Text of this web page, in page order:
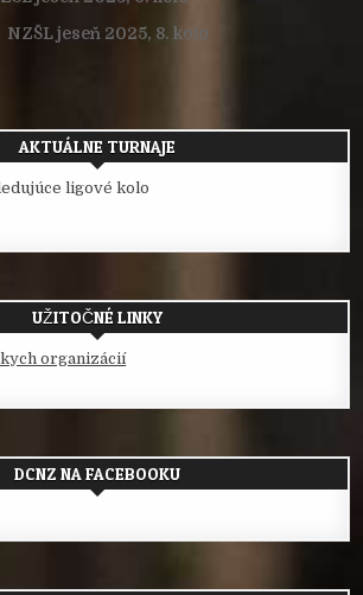
NZŠL jeseň 2025, 8. kolo
AKTUÁLNE TURNAJE
ligové kolo
UŽITOČNÉ LINKY
organizácií
DCNZ NA FACEBOOKU